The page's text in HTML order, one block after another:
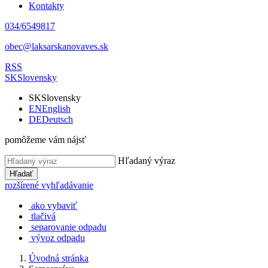
Kontakty
034/6549817
obec@laksarskanovaves.sk
RSS
SKSlovensky
SKSlovensky
ENEnglish
DEDeutsch
pomôžeme vám nájsť
Hľadaný výraz
Hľadať
rozšírené vyhľadávanie
ako vybaviť
tlačivá
separovanie odpadu
vývoz odpadu
Úvodná stránka